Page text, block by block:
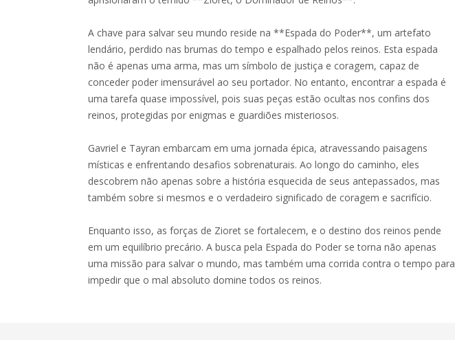
A chave para salvar seu mundo reside na **Espada do Poder**, um artefato
lendário, perdido nas brumas do tempo e espalhado pelos reinos. Esta espada
não é apenas uma arma, mas um símbolo de justiça e coragem, capaz de
conceder poder imensurável ao seu portador. No entanto, encontrar a espada é
uma tarefa quase impossível, pois suas peças estão ocultas nos confins dos
reinos, protegidas por enigmas e guardiões misteriosos.
Gavriel e Tayran embarcam em uma jornada épica, atravessando paisagens
místicas e enfrentando desafios sobrenaturais. Ao longo do caminho, eles
descobrem não apenas sobre a história esquecida de seus antepassados, mas
também sobre si mesmos e o verdadeiro significado de coragem e sacrifício.
Enquanto isso, as forças de Zioret se fortalecem, e o destino dos reinos pende
em um equilíbrio precário. A busca pela Espada do Poder se torna não apenas
uma missão para salvar o mundo, mas também uma corrida contra o tempo para
impedir que o mal absoluto domine todos os reinos.